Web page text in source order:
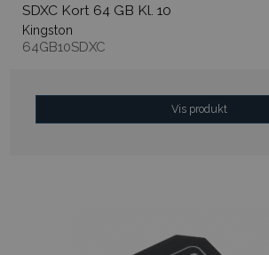
SDXC Kort 64 GB Kl. 10
Kingston
64GB10SDXC
Vis produkt